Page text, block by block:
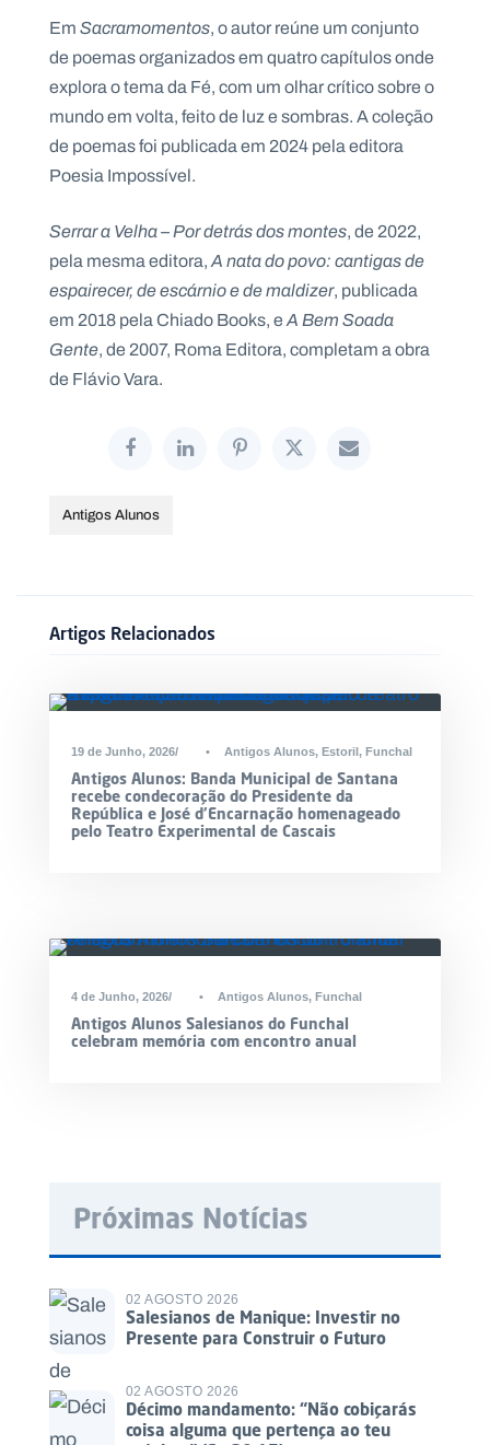
EmSacramomentos, o autor reúne um conjunto
de poemas organizados em quatro capítulos onde
explora o tema da Fé, com um olhar crítico sobre o
mundo em volta, feito de luz e sombras. A coleção
de poemas foi publicada em 2024 pela editora
Poesia Impossível.
Serrar a Velha – Por detrás dos montes, de 2022,
pela mesma editora,A nata do povo: cantigas de
espairecer, de escárnio e de maldizer, publicada
em 2018 pela Chiado Books, eA Bem Soada
Gente, de 2007, Roma Editora, completam a obra
de Flávio Vara.
Antigos Alunos
Artigos Relacionados
19 de Junho, 2026 • Antigos Alunos, Estoril, Funchal
Antigos Alunos: Banda Municipal de Santana
recebe condecoração do Presidente da
República e José d’Encarnação homenageado
pelo Teatro Experimental de Cascais
4 de Junho, 2026 • Antigos Alunos, Funchal
Antigos Alunos Salesianos do Funchal
celebram memória com encontro anual
Próximas Notícias
02 AGOSTO 2026
Salesianos de Manique: Investir no
Presente para Construir o Futuro
02 AGOSTO 2026
Décimo mandamento: “Não cobiçarás
coisa alguma que pertença ao teu
t
A
g
n
d
a
C
o
t
a
c
o
s
e
w
s
l
e
tt